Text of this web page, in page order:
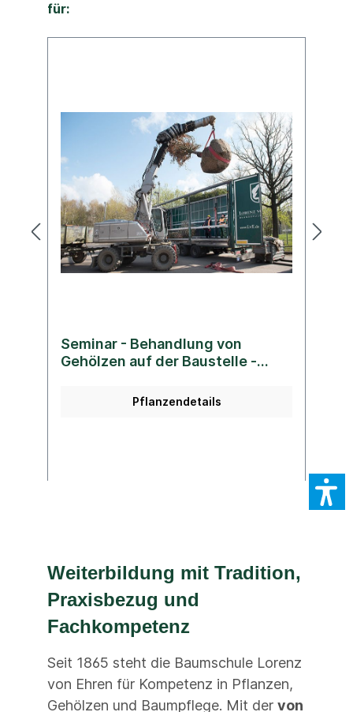
für:
Seminar - Behandlung von
Gehölzen auf der Baustelle -
Pflanzendetails
Weiterbildung mit Tradition,
Praxisbezug und
Fachkompetenz
Seit 1865 steht die Baumschule Lorenz
von Ehren für Kompetenz in Pflanzen,
Gehölzen und Baumpflege. Mit der von